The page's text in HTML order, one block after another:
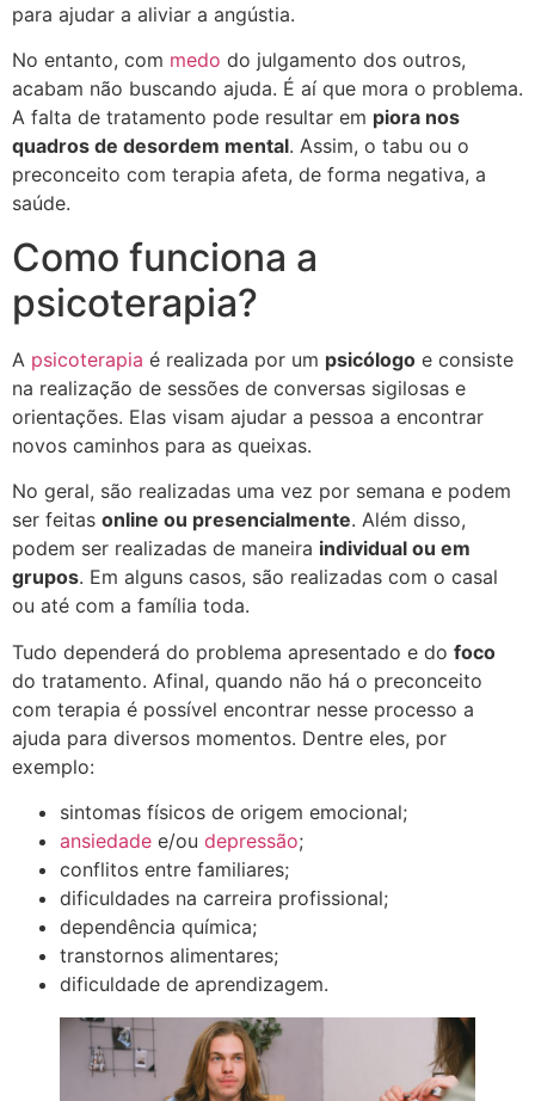
para ajudar a aliviar a angústia.
No entanto, com medo do julgamento dos outros,
acabam não buscando ajuda. É aí que mora o problema.
A falta de tratamento pode resultar em piora nos
quadros de desordem mental. Assim, o tabu ou o
preconceito com terapia afeta, de forma negativa, a
saúde.
Como funciona a
psicoterapia?
A psicoterapia é realizada por um psicólogo e consiste
na realização de sessões de conversas sigilosas e
orientações. Elas visam ajudar a pessoa a encontrar
novos caminhos para as queixas.
No geral, são realizadas uma vez por semana e podem
ser feitas online ou presencialmente. Além disso,
podem ser realizadas de maneira individual ou em
grupos. Em alguns casos, são realizadas com o casal
ou até com a família toda.
Tudo dependerá do problema apresentado e do foco
do tratamento. Afinal, quando não há o preconceito
com terapia é possível encontrar nesse processo a
ajuda para diversos momentos. Dentre eles, por
exemplo:
sintomas físicos de origem emocional;
ansiedade e/ou depressão;
conflitos entre familiares;
dificuldades na carreira profissional;
dependência química;
transtornos alimentares;
dificuldade de aprendizagem.